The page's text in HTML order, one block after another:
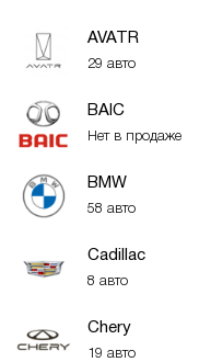
AVATR
29 авто
BAIC
Нет в продаже
BMW
58 авто
Cadillac
8 авто
Chery
19 авто